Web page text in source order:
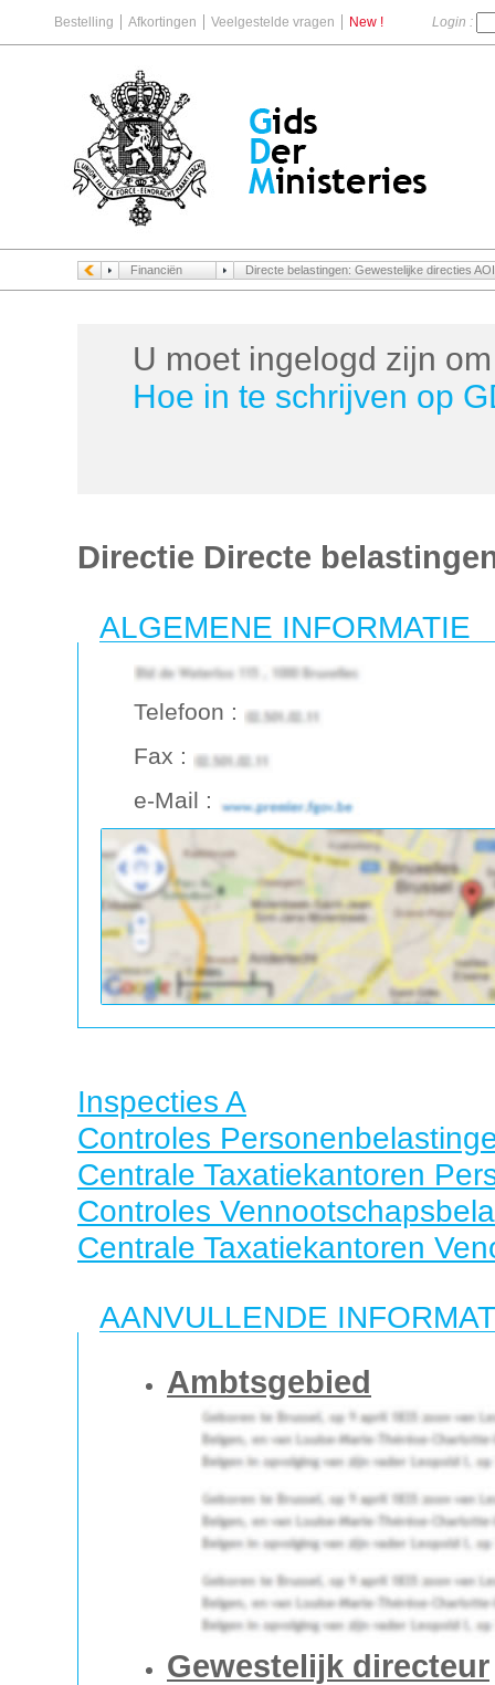
Bestelling Afkortingen Veelgestelde vragen New ! Login :
Financiën Directe belastingen: Gewestelijke directies
U moet ingelogd zijn
Hoe in te schrijven op
Directie Directe
ALGEMENE INFORMATIE
Telefoon :
Fax :
e-Mail :
Inspecties A
Controles
Centrale Taxatiekantoren
Controles
Centrale Taxatiekantoren
AANVULLENDE
Ambtsgebied
Gewestelijk directeur